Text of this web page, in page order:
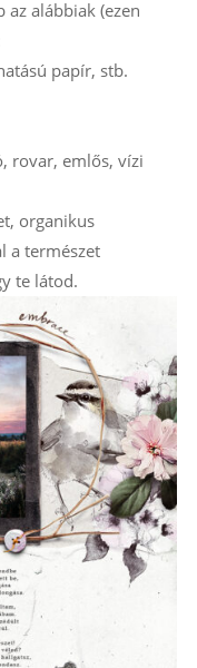
az alábbiak (ezen
papír, stb.
rovar, emlős, vízi
organikus
a természet
te látod.